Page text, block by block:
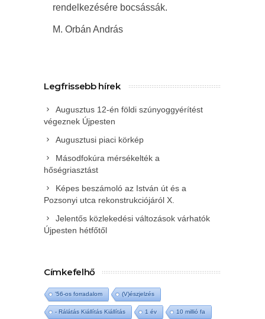
rendelkezésére bocsássák.
M. Orbán András
Legfrissebb hírek
Augusztus 12-én földi szúnyoggyérítést
végeznek Újpesten
Augusztusi piaci körkép
Másodfokúra mérsékelték a
hőségriasztást
Képes beszámoló az István út és a
Pozsonyi utca rekonstrukciójáról X.
Jelentős közlekedési változások várhatók
Újpesten hétfőtől
Címkefelhő
'56-os forradalom (V)észjelzés
- Rálátás Kiállítás Kiállítás 1 év 10 millió fa